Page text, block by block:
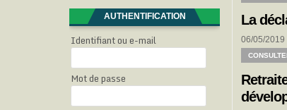
La
06/05/2019
AUTHENTIFICATION
Identifiant ou e-mail
Mot de passe